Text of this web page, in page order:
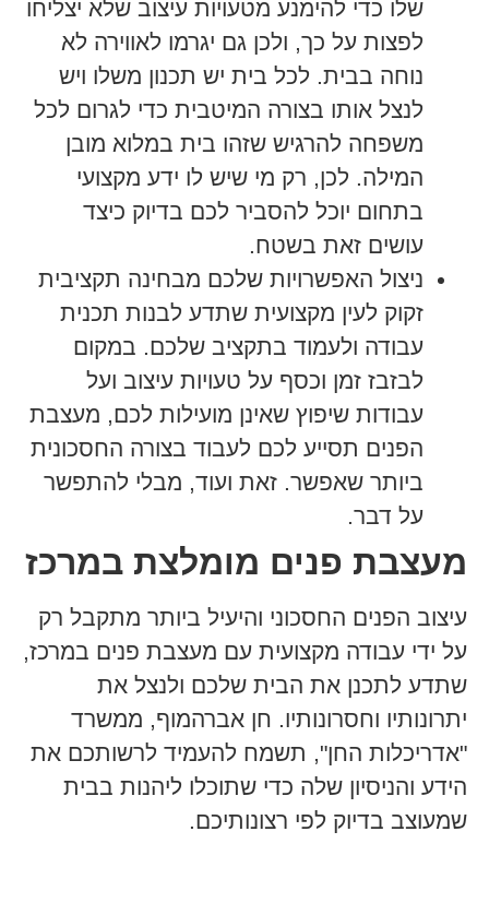
שלו כדי להימנע מטעויות עיצוב שלא יצליחו
לפצות על כך, ולכן גם יגרמו לאווירה לא
נוחה בבית. לכל בית יש תכנון משלו ויש
לנצל אותו בצורה המיטבית כדי לגרום לכל
משפחה להרגיש שזהו בית במלוא מובן
המילה. לכן, רק מי שיש לו ידע מקצועי
בתחום יוכל להסביר לכם בדיוק כיצד
עושים זאת בשטח.
ניצול האפשרויות שלכם מבחינה תקציבית
זקוק לעין מקצועית שתדע לבנות תכנית
עבודה ולעמוד בתקציב שלכם. במקום
לבזבז זמן וכסף על טעויות עיצוב ועל
עבודות שיפוץ שאינן מועילות לכם, מעצבת
הפנים תסייע לכם לעבוד בצורה החסכונית
ביותר שאפשר. זאת ועוד, מבלי להתפשר
על דבר.
מעצבת פנים מומלצת במרכז
עיצוב הפנים החסכוני והיעיל ביותר מתקבל רק
על ידי עבודה מקצועית עם מעצבת פנים במרכז,
שתדע לתכנן את הבית שלכם ולנצל את
יתרונותיו וחסרונותיו. חן אברהמוף, ממשרד
"אדריכלות החן", תשמח להעמיד לרשותכם את
הידע והניסיון שלה כדי שתוכלו ליהנות בבית
שמעוצב בדיוק לפי רצונותיכם.